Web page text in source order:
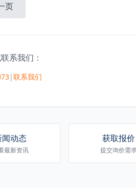
页
系我们：
|联系我们
闻动态
最新资讯
获取报价
提交询价需